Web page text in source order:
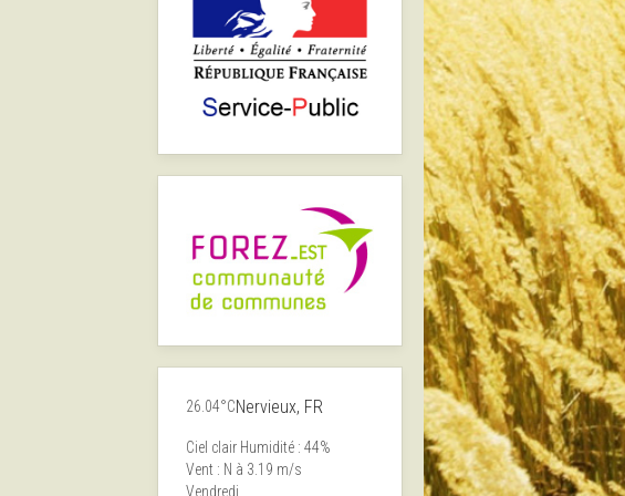
26.04°CNervieux, FR
Ciel clair Humidité : 44%
Vent : N à 3.19 m/s
Vendredi